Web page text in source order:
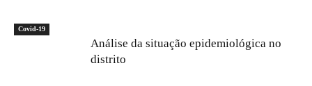
Covid-19
Análise da situação epidemiológica no
distrito